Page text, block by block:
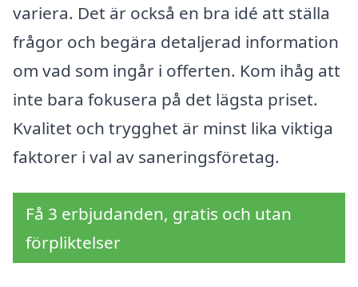
variera. Det är också en bra idé att ställa
frågor och begära detaljerad information
om vad som ingår i offerten. Kom ihåg att
inte bara fokusera på det lägsta priset.
Kvalitet och trygghet är minst lika viktiga
faktorer i val av saneringsföretag.
Få 3 erbjudanden, gratis och utan
förpliktelser